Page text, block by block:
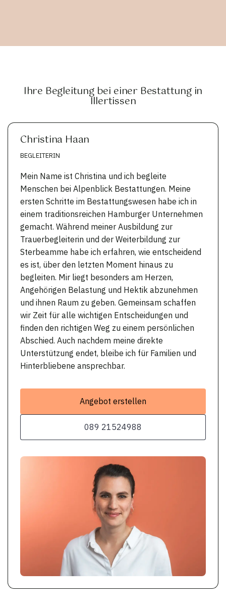
Ihre Begleitung bei einer Bestattung in
Illertissen
Christina Haan
BEGLEITERIN
Mein Name ist Christina und ich begleite
Menschen bei Alpenblick Bestattungen. Meine
ersten Schritte im Bestattungswesen habe ich in
einem traditionsreichen Hamburger Unternehmen
gemacht. Während meiner Ausbildung zur
Trauerbegleiterin und der Weiterbildung zur
Sterbeamme habe ich erfahren, wie entscheidend
es ist, über den letzten Moment hinaus zu
begleiten. Mir liegt besonders am Herzen,
Angehörigen Belastung und Hektik abzunehmen
und ihnen Raum zu geben. Gemeinsam schaffen
wir Zeit für alle wichtigen Entscheidungen und
finden den richtigen Weg zu einem persönlichen
Abschied. Auch nachdem meine direkte
Unterstützung endet, bleibe ich für Familien und
Hinterbliebene ansprechbar.
Angebot erstellen
089 21524988